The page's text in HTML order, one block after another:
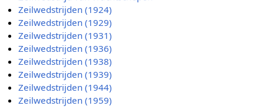
Zeilwedstrijden (1924)
Zeilwedstrijden (1929)
Zeilwedstrijden (1931)
Zeilwedstrijden (1936)
Zeilwedstrijden (1938)
Zeilwedstrijden (1939)
Zeilwedstrijden (1944)
Zeilwedstrijden (1959)